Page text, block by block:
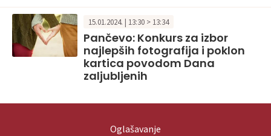
15.01.2024. | 13:30 > 13:34
Pančevo: Konkurs za izbor
najlepših fotografija i poklon
kartica povodom Dana
zaljubljenih
Oglašavanje